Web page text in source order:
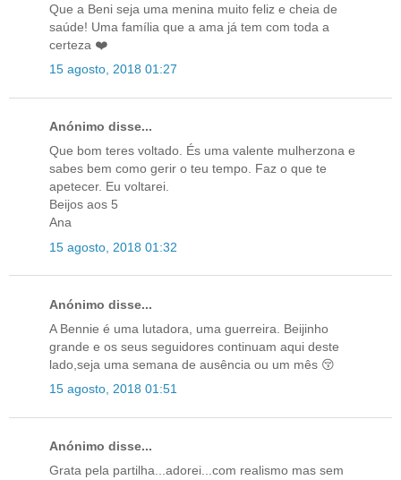
Que a Beni seja uma menina muito feliz e cheia de
saúde! Uma família que a ama já tem com toda a
certeza ❤️
15 agosto, 2018 01:27
Anónimo disse...
Que bom teres voltado. És uma valente mulherzona e
sabes bem como gerir o teu tempo. Faz o que te
apetecer. Eu voltarei.
Beijos aos 5
Ana
15 agosto, 2018 01:32
Anónimo disse...
A Bennie é uma lutadora, uma guerreira. Beijinho
grande e os seus seguidores continuam aqui deste
lado,seja uma semana de ausência ou um mês 😚
15 agosto, 2018 01:51
Anónimo disse...
Grata pela partilha...adorei...com realismo mas sem